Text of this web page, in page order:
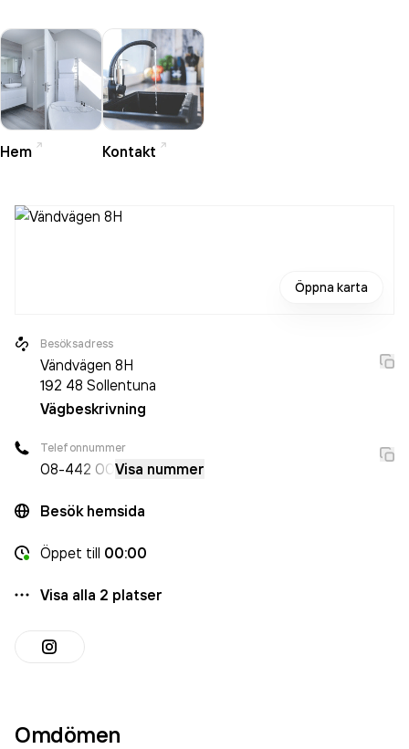
Installationsföretagen och vi åtar oss såväl större som
mindre projekt till företag, fastighetsägare/förvaltare,
bostadsrättsföreningar och privatkunder. Kontakta oss
redan idag för mer information!
Hem Kontakt
Öppna karta
Besöksadress
Vändvägen 8H
192 48 Sollentuna
Vägbeskrivning
Telefonnummer
08-442 00 Visa nummer
Besök hemsida
Öppet till 00:00
Visa alla 2 platser
Omdömen